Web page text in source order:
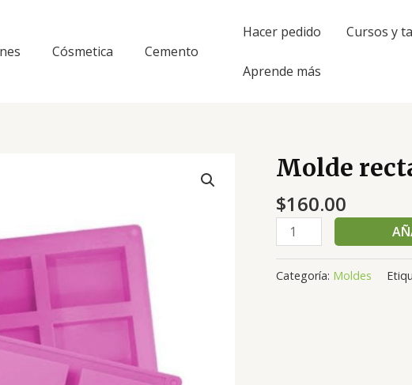
Cósmetica Cemento
Hacer pedido Cursos y
Aprende más
Molde
$160.00
Molde
rectangular
6
cavidades
cantidad
Categoría: Moldes